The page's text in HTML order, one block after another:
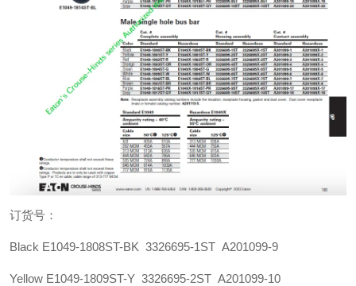
订货号：
Black E1049-1808ST-BK 3326695-1ST A201099-9
Yellow E1049-1809ST-Y 3326695-2ST A201099-10